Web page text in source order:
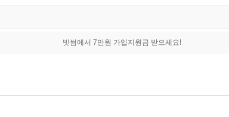
빗썸에서 7만원 가입지원금 받으세요!